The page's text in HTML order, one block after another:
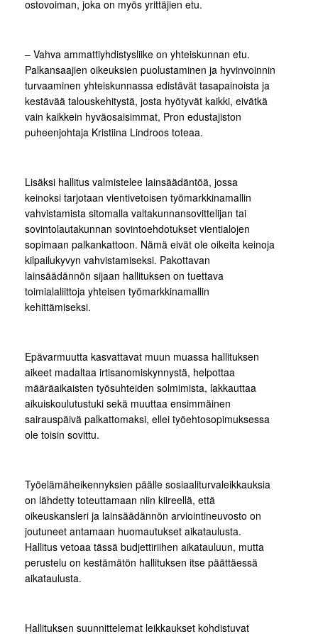
ostovoiman, joka on myös yrittäjien etu.
– Vahva ammattiyhdistysliike on yhteiskunnan etu.
Palkansaajien oikeuksien puolustaminen ja hyvinvoinnin
turvaaminen yhteiskunnassa edistävät tasapainoista ja
kestävää talouskehitystä, josta hyötyvät kaikki, eivätkä
vain kaikkein hyväosaisimmat, Pron edustajiston
puheenjohtaja Kristiina Lindroos toteaa.
Lisäksi hallitus valmistelee lainsäädäntöä, jossa
keinoksi tarjotaan vientivetoisen työmarkkinamallin
vahvistamista sitomalla valtakunnansovittelijan tai
sovintolautakunnan sovintoehdotukset vientialojen
sopimaan palkankattoon. Nämä eivät ole oikeita keinoja
kilpailukyvyn vahvistamiseksi. Pakottavan
lainsäädännön sijaan hallituksen on tuettava
toimialaliittoja yhteisen työmarkkinamallin
kehittämiseksi.
Epävarmuutta kasvattavat muun muassa hallituksen
aikeet madaltaa irtisanomiskynnystä, helpottaa
määräaikaisten työsuhteiden solmimista, lakkauttaa
aikuiskoulutustuki sekä muuttaa ensimmäinen
sairauspäivä palkattomaksi, ellei työehtosopimuksessa
ole toisin sovittu.
Työelämäheikennyksien päälle sosiaaliturvaleikkauksia
on lähdetty toteuttamaan niin kiireellä, että
oikeuskansleri ja lainsäädännön arviointineuvosto on
joutuneet antamaan huomautukset aikataulusta.
Hallitus vetoaa tässä budjettiriihen aikatauluun, mutta
perustelu on kestämätön hallituksen itse päättäessä
aikataulusta.
Hallituksen suunnittelemat leikkaukset kohdistuvat